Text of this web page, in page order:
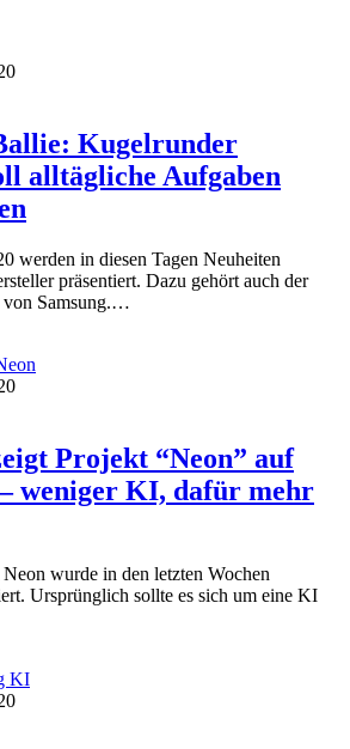
Kugelrunder
alltägliche Aufgaben
werden in diesen Tagen Neuheiten
präsentiert. Dazu gehört auch der
von Samsung.…
Projekt “Neon” auf
– weniger KI, dafür mehr
wurde in den letzten Wochen
Ursprünglich sollte es sich um eine KI